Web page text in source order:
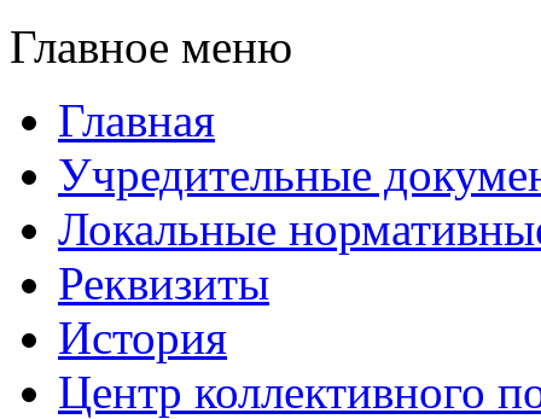
Главное меню
Главная
Учредительные
Локальные
Реквизиты
История
Центр коллективного